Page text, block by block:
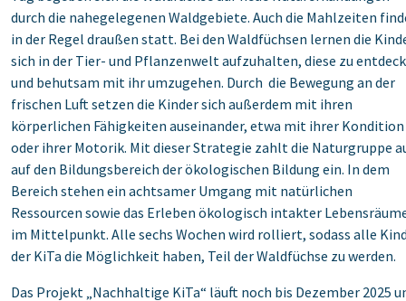
durch die nahegelegenen ‎Waldgebiete. Auch die Mahlzeiten
in der Regel draußen statt. Bei den Waldfüchsen lernen ‎die
sich in der Tier- und Pflanzenwelt aufzuhalten, diese zu
und behutsam mit ‎ihr umzugehen. Durch ‎ die Bewegung an der
frischen Luft setzen die Kinder sich außerdem mit ‎ihren
körperlichen Fähigkeiten auseinander, etwa mit ihrer Kondition
oder ihrer Motorik. Mit dieser ‎Strategie zahlt die Naturgruppe
auf den Bildungsbereich der ökologischen Bildung ein. In dem
‎Bereich stehen ein achtsamer Umgang mit natürlichen
Ressourcen sowie das Erleben ökologisch ‎intakter
im Mittelpunkt. Alle sechs Wochen wird rolliert, sodass alle
der KiTa ‎die Möglichkeit haben, Teil der Waldfüchse zu werden.‎
Das Projekt „Nachhaltige KiTa“ läuft noch bis Dezember 2025